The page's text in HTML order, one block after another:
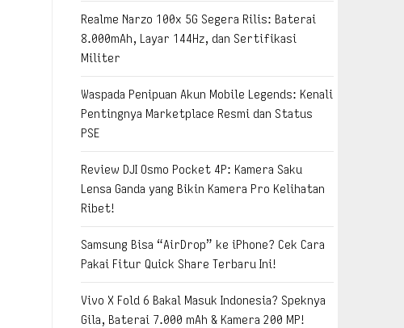
Realme Narzo 100x 5G Segera Rilis: Baterai
8.000mAh, Layar 144Hz, dan Sertifikasi
Militer
Waspada Penipuan Akun Mobile Legends: Kenali
Pentingnya Marketplace Resmi dan Status
PSE
Review DJI Osmo Pocket 4P: Kamera Saku
Lensa Ganda yang Bikin Kamera Pro Kelihatan
Ribet!
Samsung Bisa “AirDrop” ke iPhone? Cek Cara
Pakai Fitur Quick Share Terbaru Ini!
Vivo X Fold 6 Bakal Masuk Indonesia? Speknya
Gila, Baterai 7.000 mAh & Kamera 200 MP!